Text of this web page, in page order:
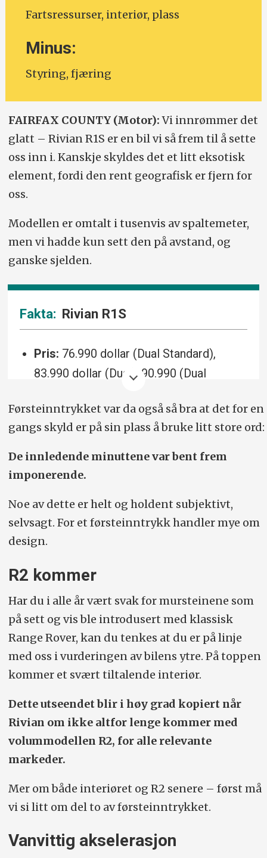
Fartsressurser, interiør, plass
Minus:
Styring, fjæring
FAIRFAX COUNTY (Motor):Vi innrømmer det
glatt – Rivian R1S er en bil vi så frem til å sette
oss inn i. Kanskje skyldes det et litt eksotisk
element, fordi den rent geografisk er fjern for
oss.
Modellen er omtalt i tusenvis av spaltemeter,
men vi hadde kun sett den på avstand, og
ganske sjelden.
Rivian R1S
Pris: 76.990 dollar (Dual Standard),
83.990 dollar (Dual), 90.990 (Dual
121.990 dollar (Quad).
Drivlinje:
Elektrisk SUV med firehjulsdrift
og 533 hk (Dual Standard og Dual), 665
hk (Dual Performance), 850 hk (Tri) og
1025 hk (Quad). batterier ca. 105–180
kWt brutto.
Rekkevidde
(Dual Standard), 529 km (Dual), 660 km
(Dual Performance), 597–652 km (Tri)
og 544–579 km (Quad).
Lading:
DC-hurtiglading opptil ca. 200–
212 / 196 / opptil 38 cm.
Vekt:Ca. 2930–3116 kg.
Bagasjeplass (liter):
rad. Litt over 1300 med tredjeraden
nede. Frunk: ca. 310. Modellen leveres
Hengervekt: Opptil ca. 3500 kg (USA-
Førsteinntrykket var da også så bra at det for en
gangs skyld er på sin plass å bruke litt store ord:
De innledende minuttene var bent frem
imponerende.
Noe av dette er helt og holdent subjektivt,
selvsagt. For et første­inntrykk handler mye om
design.
R2 kommer
Har du i alle år vært svak for mursteinene som
på sett og vis ble introdusert med klassisk
Range Rover, kan du tenkes at du er på linje
med oss i vurderingen av bilens ytre. På toppen
kommer et svært tiltalende interiør.
Dette utseendet blir i høy grad kopiert når
Rivian om ikke altfor lenge kommer med
volummodellen R2, for alle relevante
markeder.
Mer om både interiøret og R2 senere – først må
vi si litt om del to av førsteinntrykket.
Vanvittig akselerasjon